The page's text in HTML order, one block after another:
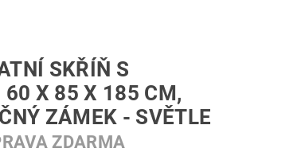
SKŘÍŇ S
60 X 85 X 185 CM,
ZÁMEK - SVĚTLE
ZDARMA